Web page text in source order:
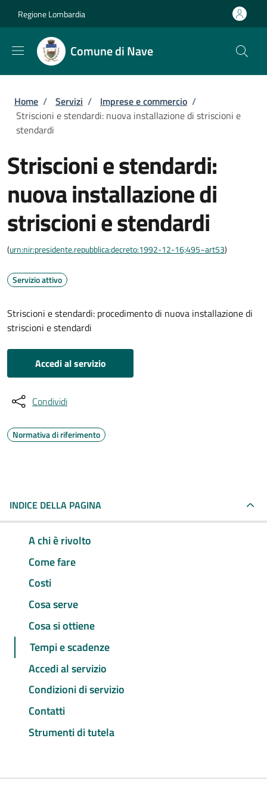
Regione Lombardia
Comune di Nave
Briciole di pane
Home / Servizi / Imprese e commercio /
Striscioni e stendardi: nuova installazione di striscioni e
stendardi
Striscioni e stendardi:
nuova installazione di
striscioni e stendardi
(urn:nir:presidente.repubblica:decreto:1992-12-16;495~art53)
Servizio attivo
Striscioni e stendardi: procedimento di nuova installazione di
striscioni e stendardi
Accedi al servizio
Condividi
Normativa di riferimento
INDICE DELLA PAGINA
A chi è rivolto
Come fare
Costi
Cosa serve
Cosa si ottiene
Tempi e scadenze
Accedi al servizio
Condizioni di servizio
Contatti
Strumenti di tutela